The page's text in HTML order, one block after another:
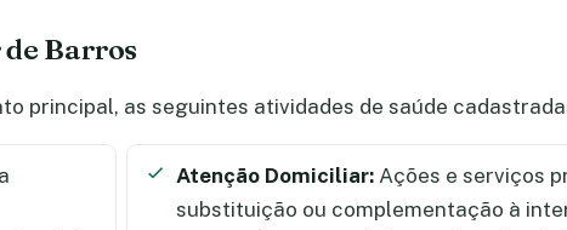
Barros
principal, as seguintes atividades de saúde
Atenção Domiciliar: Ações e serviços
substituição ou complementação à